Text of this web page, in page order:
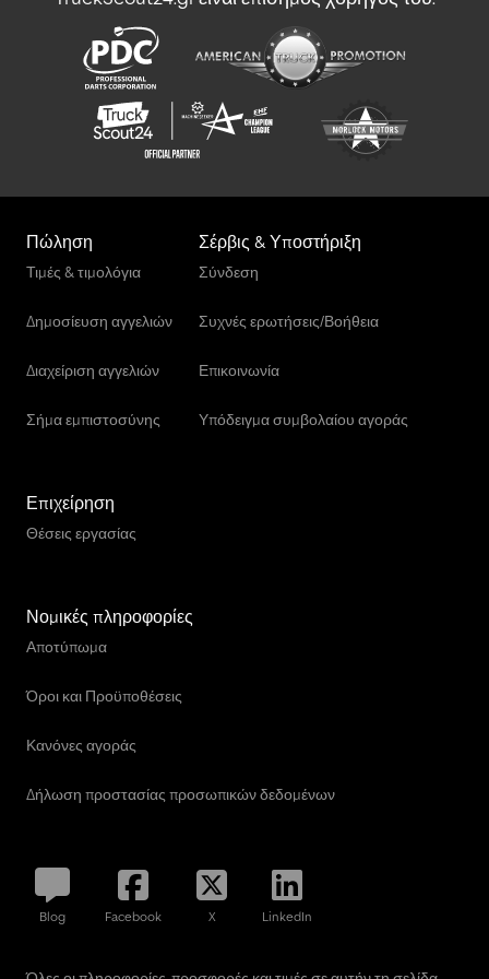
ιδιοκτητών: 1 Κατάσταση Τεχνική κατάσταση: καλή Οπτική
κατάσταση: καλή Cjdpfsxg Hdtex Aqwerf Αριθμός κλειδιών: 1
Ασφάλεια προϊόντος Κατασκευαστής: Dani Autobedrijven B.V.
Ootmarsumseweg 110 7665SE ALBERGEN, NL
Πώληση
Τιμές & τιμολόγια
Δημοσίευση αγγελιών
Διαχείριση αγγελιών
Σήμα εμπιστοσύνης
Σέρβις & Υποστήριξη
Σύνδεση
Συχνές ερωτήσεις/Βοήθεια
Επικοινωνία
Υπόδειγμα συμβολαίου αγοράς
Επιχείρηση
Θέσεις εργασίας
Νομικές πληροφορίες
Αποτύπωμα
Όροι και Προϋποθέσεις
Κανόνες αγοράς
Δήλωση προστασίας προσωπικών δεδομένων
Blog Facebook X LinkedIn